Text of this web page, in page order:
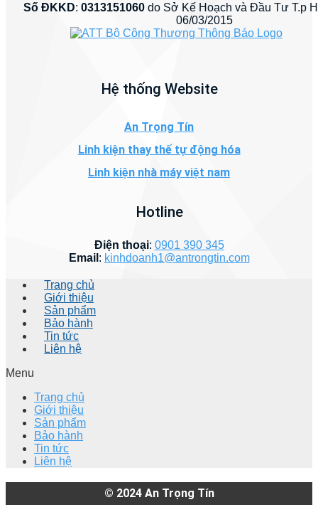
Số ĐKKD:0313151060 do Sở Kế Hoạch và Đầu Tư T.p
06/03/2015
Hệ thống Website
An Trọng Tín
Linh kiện thay thế tự động hóa
Linh kiện nhà máy việt nam
Hotline
Điện thoại: 0901 390 345
Email : kinhdoanh1@antrongtin.com
Trang chủ
Giới thiệu
Sản phẩm
Bảo hành
Tin tức
Liên hệ
Menu
Trang chủ
Giới thiệu
Sản phẩm
Bảo hành
Tin tức
Liên hệ
© 2024 An Trọng Tín